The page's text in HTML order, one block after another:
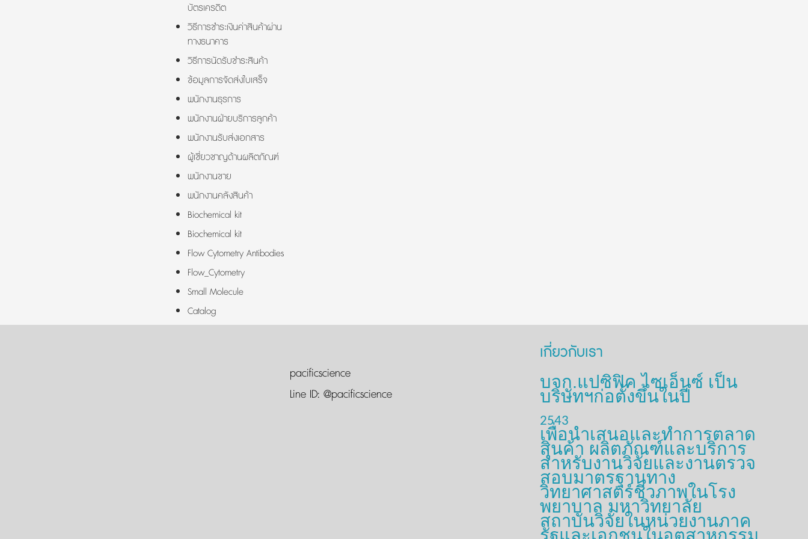
บัตรเครดิต
วิธีการชำระเงินค่าสินค้าผ่าน
ทางธนาคาร
วิธีการนัดรับชำระสินค้า
ข้อมูลการจัดส่งใบเสร็จ
พนักงานธุรการ
พนักงานฝ่ายบริการลูกค้า
พนักงานรับส่งเอกสาร
ผู้เชี่ยวชาญด้านผลิตภัณฑ์
พนักงานขาย
พนักงานคลังสินค้า
Biochemical kit
Biochemical kit
Flow Cytometry Antibodies
Flow_Cytometry
Small Molecule
Catalog
pacificscience
Line ID: @pacificscience
เกี่ยวกับเรา
บจก.แปซิฟิค ไซเอ็นซ์ เป็น
บริษัทฯก่อตั้งขึ้นในปี
2543
เพื่อนำเสนอและทำการตลาด
สินค้า ผลิตภัณฑ์และบริการ
สำหรับงานวิจัยและงานตรวจ
สอบมาตรฐานทาง
วิทยาศาสตร์ชีวภาพในโรง
พยาบาล มหาวิทยาลัย
สถาบันวิจัยในหน่วยงานภาค